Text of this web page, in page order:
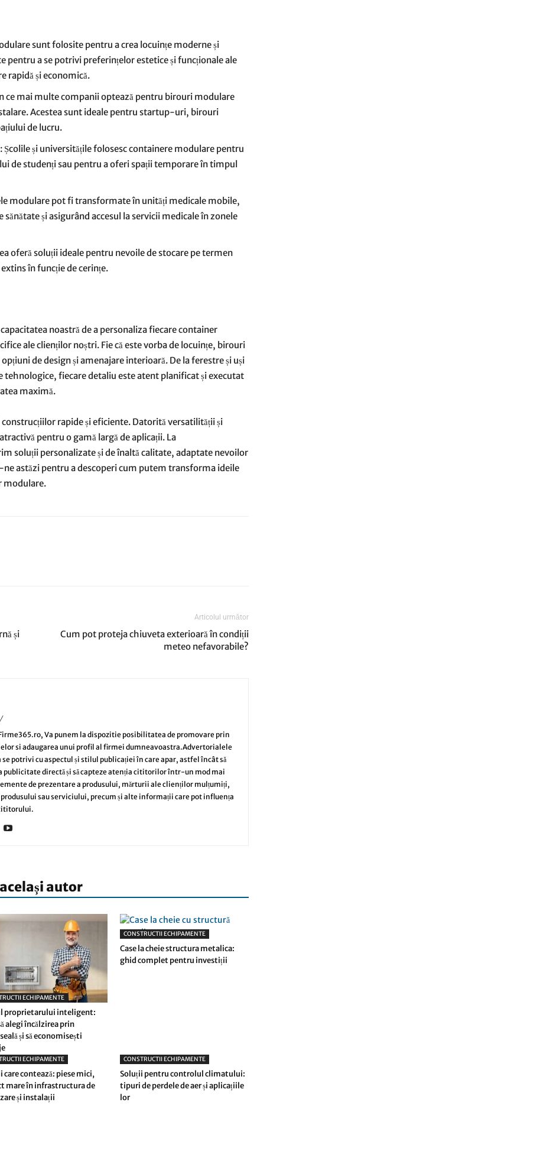
sunt folosite pentru a crea locuințe moderne și
pentru a se potrivi preferințelor estetice și funcționale ale
rapidă și economică.
ce mai multe companii optează pentru birouri modulare
Acestea sunt ideale pentru startup-uri, birouri
de lucru.
: Școlile și universitățile folosesc containere modulare pentru
de studenți sau pentru a oferi spații temporare în timpul
modulare pot fi transformate în unități medicale mobile,
și asigurând accesul la servicii medicale în zonele
oferă soluții ideale pentru nevoile de stocare pe termen
în funcție de cerințe.
noastră de a personaliza fiecare container
ale clienților noștri. Fie că este vorba de locuințe, birouri
de design și amenajare interioară. De la ferestre și uși
tehnologice, fiecare detaliu este atent planificat și executat
maximă.
rapide și eficiente. Datorită versatilității și
pentru o gamă largă de aplicații. La
soluții personalizate și de înaltă calitate, adaptate nevoilor
astăzi pentru a descoperi cum putem transforma ideile
modulare.
și
Articolul următor
Cum pot proteja chiuveta exterioară în condiții
meteo nefavorabile?
Va punem la dispozitie posibilitatea de promovare prin
si adaugarea unui profil al firmei dumneavoastra.Advertorialele
potrivi cu aspectul și stilul publicației în care apar, astfel încât să
publicitate directă și să capteze atenția cititorilor într-un mod mai
de prezentare a produsului, mărturii ale clienților mulțumiți,
sau serviciului, precum și alte informații care pot influența
autor
ECHIPAMENTE
proprietarului inteligent:
alegi încălzirea prin
și să economisești
CONSTRUCTII ECHIPAMENTE
Case la cheie structura metalica:
ghid complet pentru investiții
ECHIPAMENTE
care contează: piese mici,
mare în infrastructura de
și instalații
CONSTRUCTII ECHIPAMENTE
Soluții pentru controlul climatului:
tipuri de perdele de aer și aplicațiile
lor